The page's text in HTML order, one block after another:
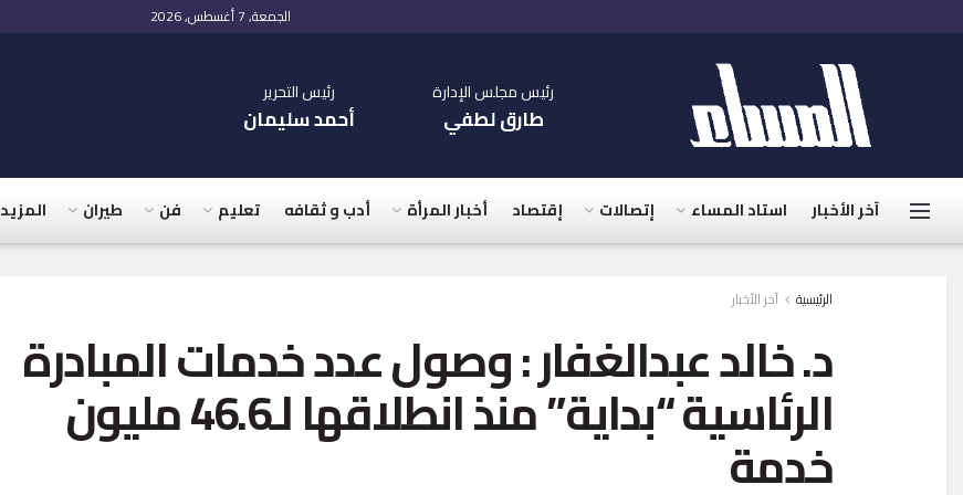
الجمعة, 7 أغسطس, 2026
رئيس مجلس الإدارة
طارق لطفي
رئيس التحرير
أحمد سليمان
آخر الأخبار استاد المساء إتصالات إقتصاد أخبار المرأة أدب و ثقافه تعليم فن طيران المزيد
الرئيسية آخر الأخبار
د. خالد عبدالغفار : وصول عدد خدمات المبادرة
الرئاسية “بداية” منذ انطلاقها لـ46.6 مليون
خدمة